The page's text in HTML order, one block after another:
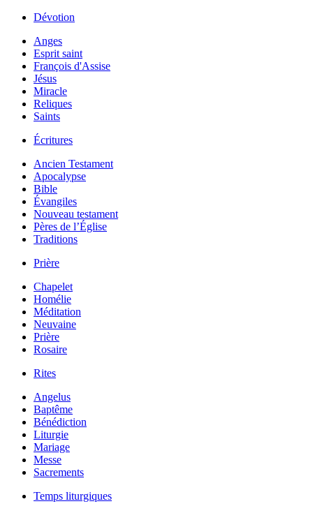
Dévotion
Anges
Esprit saint
François d'Assise
Jésus
Miracle
Reliques
Saints
Écritures
Ancien Testament
Apocalypse
Bible
Évangiles
Nouveau testament
Pères de l’Église
Traditions
Prière
Chapelet
Homélie
Méditation
Neuvaine
Prière
Rosaire
Rites
Angelus
Baptême
Bénédiction
Liturgie
Mariage
Messe
Sacrements
Temps liturgiques